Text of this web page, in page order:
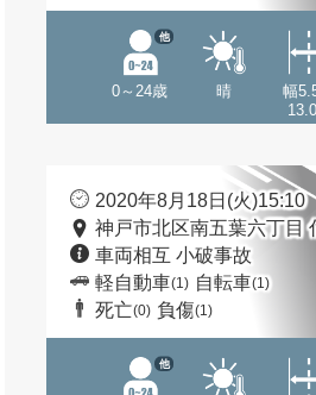
0～24歳
他
晴
幅
2020年8月18日(火)15:10
神戸市北区南五葉六丁目
車両相互 小破事故
軽自動車(1) 自転車(1)
死亡(0) 負傷(1)
他